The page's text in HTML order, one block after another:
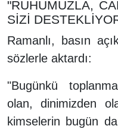
"RUHUMUZLA,
SİZİ
Ramanlı, basın
sözlerle aktardı:
"Bugünkü
olan, dinimizden
kimselerin bugün